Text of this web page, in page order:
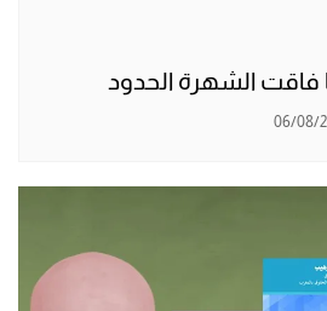
فاقت الشهرة الحدود
06/08/